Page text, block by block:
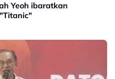
Yeoh ibaratkan